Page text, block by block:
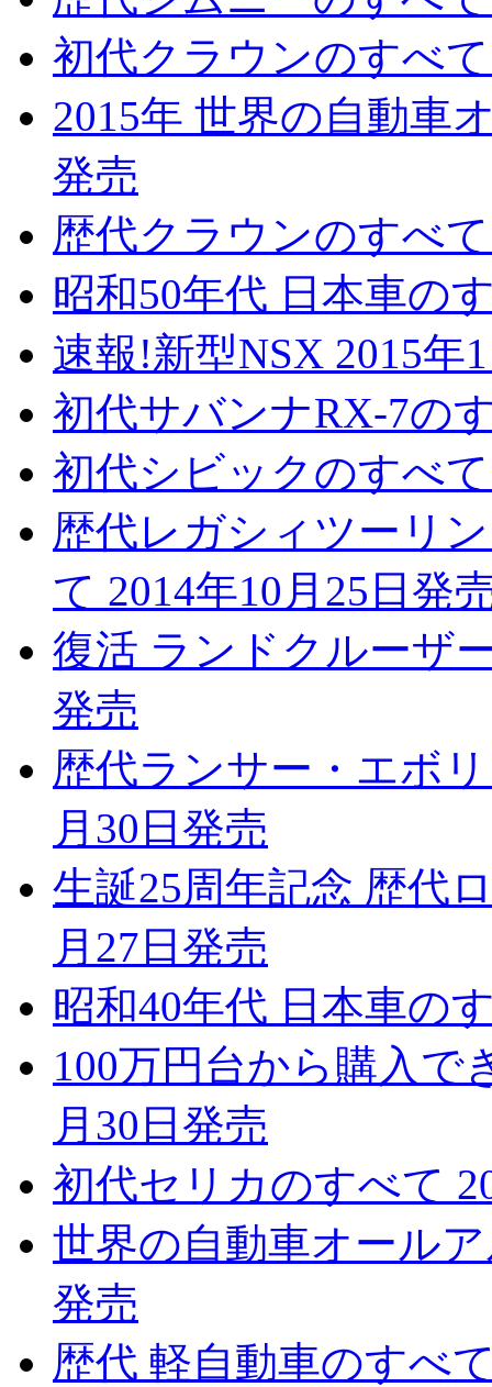
初代クラウンのすべ
2015年 世界の自動車
発売
歴代クラウンのすべ
昭和50年代 日本車の
速報!新型NSX 2015年
初代サバンナRX-7の
初代シビックのすべ
歴代レガシィツーリ
て 2014年10月25日発
復活 ランドクルーザ
発売
歴代ランサー・エボ
月30日発売
生誕25周年記念 歴代
月27日発売
昭和40年代 日本車の
100万円台から購入
月30日発売
初代セリカのすべて
世界の自動車オール
発売
歴代 軽自動車のすべ